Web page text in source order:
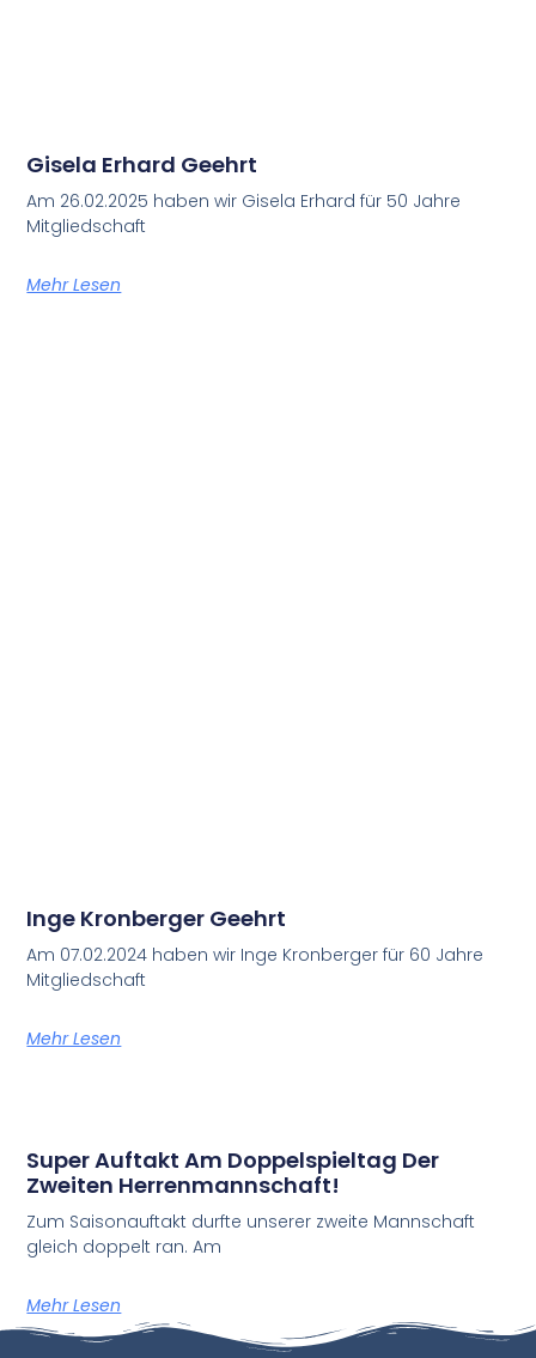
Gisela Erhard Geehrt
Am 26.02.2025 haben wir Gisela Erhard für 50 Jahre
Mitgliedschaft
Mehr Lesen
Inge Kronberger Geehrt
Am 07.02.2024 haben wir Inge Kronberger für 60 Jahre
Mitgliedschaft
Mehr Lesen
Super Auftakt Am Doppelspieltag Der
Zweiten Herrenmannschaft!
Zum Saisonauftakt durfte unserer zweite Mannschaft
gleich doppelt ran. Am
Mehr Lesen